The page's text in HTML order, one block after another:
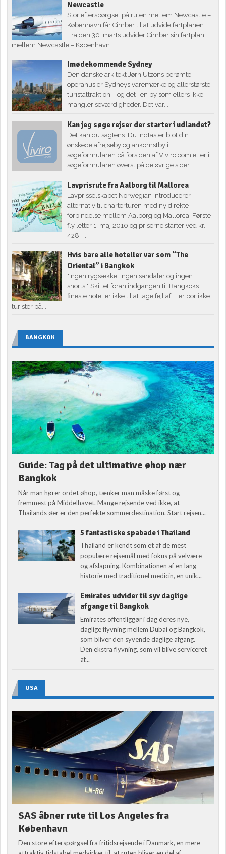
Newcastle
Stor efterspørgsel på ruten mellem Newcastle –
København får Cimber til at udvide fartplanen
Fra den 30. marts udvider Cimber sin fartplan
mellem Newcastle – København...
Imødekommende Sydney
Den danske arkitekt Jørn Utzons berømte
operahus er Sydneys varemærke og allerstørste
turistattraktion – og det i en by som ellers ikke
mangler seværdigheder. Det var...
Kan jeg søge rejser der starter i udlandet?
Det kan du sagtens. Du indtaster blot din
ønskede afrejseby og ankomstby i
søgeformularen på forsiden af Viviro.com eller i
søgeformularen øverst på de øvrige sider.
Lavprisrute fra Aalborg til Mallorca
Lavprisselskabet Norwegian introducerer
alternativ til charterturen med ny direkte
forbindelse mellem Aalborg og Mallorca. Første
fly letter 1. maj 2010 og priserne starter ved kr.
428,-...
Hvis bare alle hoteller var som “The
Oriental” i Bangkok
"Ingen rygsække, ingen sandaler og ingen
shorts!" Skiltet foran indgangen til Bangkoks
fineste hotel er ikke til at tage fejl af. Her bor ikke
turister på...
BANGKOK
Guide: Tag på det ultimative øhop nær
Bangkok
Når man hører ordet øhop, tænker man måske først og
fremmest på Middelhavet. Mange rejsende ved ikke, at
Thailands øer er den perfekte sommerdestination. Start rejsen...
5 fantastiske spabade i Thailand
Thailand er kendt som et af de mest
populære rejsemål med fokus på velvære
og afslapning. Kombinationen af en lang
historie med traditionel medicin, en unik...
Emirates udvider til syv daglige
afgange til Bangkok
Emirates offentliggør i dag deres nye,
daglige flyvning mellem Dubai og Bangkok,
som bliver den syvende daglige afgang.
Den ekstra flyvning, som vil blive serviceret
af...
USA
SAS åbner rute til Los Angeles fra
København
Den store efterspørgsel fra fritidsrejsende i Danmark, en mere